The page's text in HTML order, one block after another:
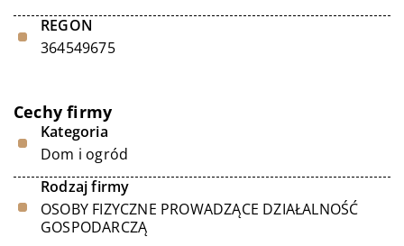
REGON
364549675
Cechy firmy
Kategoria
Dom i ogród
Rodzaj firmy
OSOBY FIZYCZNE PROWADZĄCE DZIAŁALNOŚĆ
GOSPODARCZĄ